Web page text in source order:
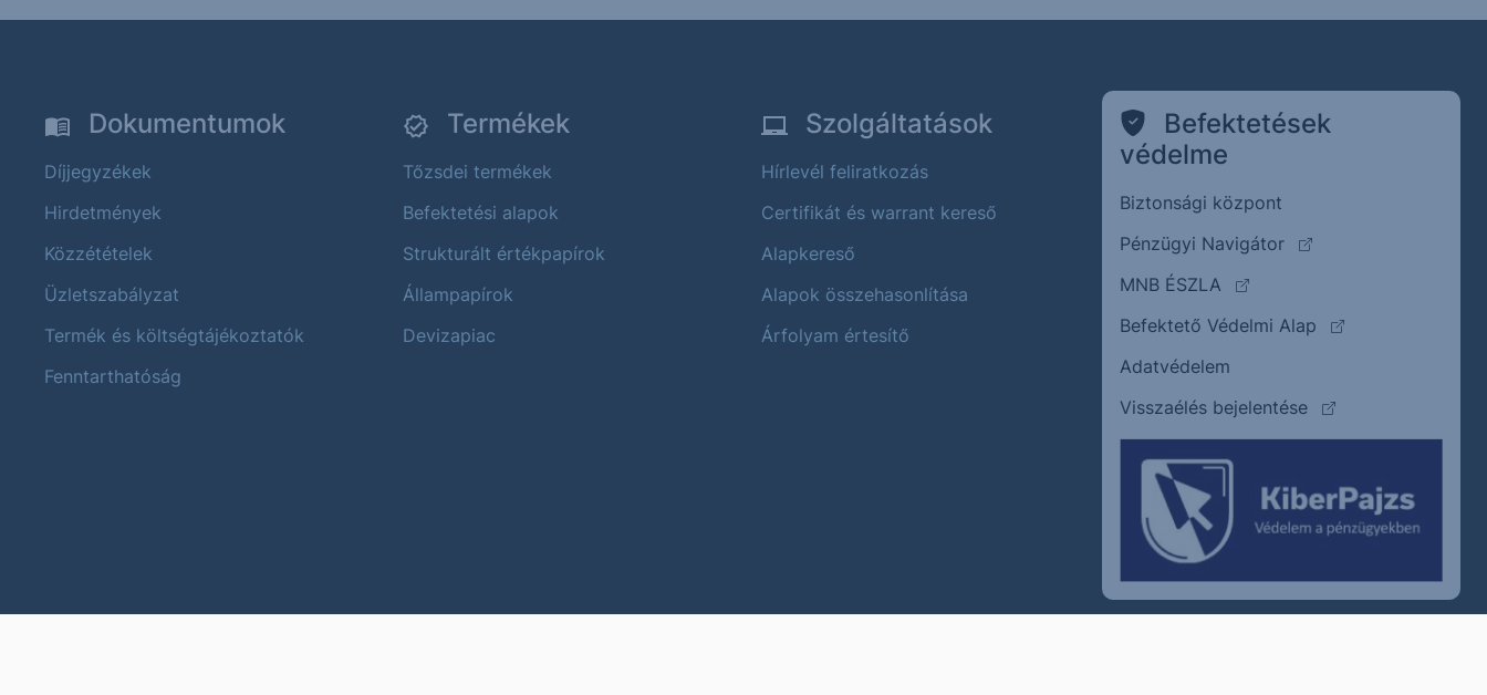
Dokumentumok
Díjjegyzékek
Hirdetmények
Közzétételek
Üzletszabályzat
Termék és költségtájékoztatók
Fenntarthatóság
Termékek
Tőzsdei termékek
Befektetési alapok
Strukturált értékpapírok
Állampapírok
Devizapiac
Szolgáltatások
Hírlevél feliratkozás
Certifikát és warrant kereső
Alapkereső
Alapok összehasonlítása
Árfolyam értesítő
Befektetések
védelme
Biztonsági központ
Pénzügyi Navigátor
(külső oldalra ugrik)
MNB ÉSZLA
(külső oldalra ugrik)
Befektető Védelmi Alap
(külső oldalra
Adatvédelem
Visszaélés bejelentése
(külső oldalra ugrik)